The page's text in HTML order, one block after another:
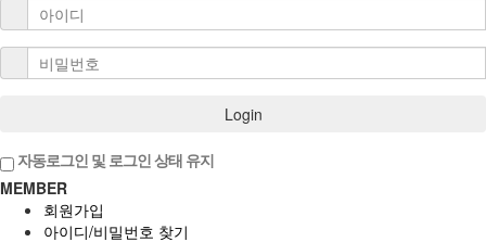
Login
자동로그인 및 로그인 상태 유지
MEMBER
회원가입
아이디/비밀번호 찾기